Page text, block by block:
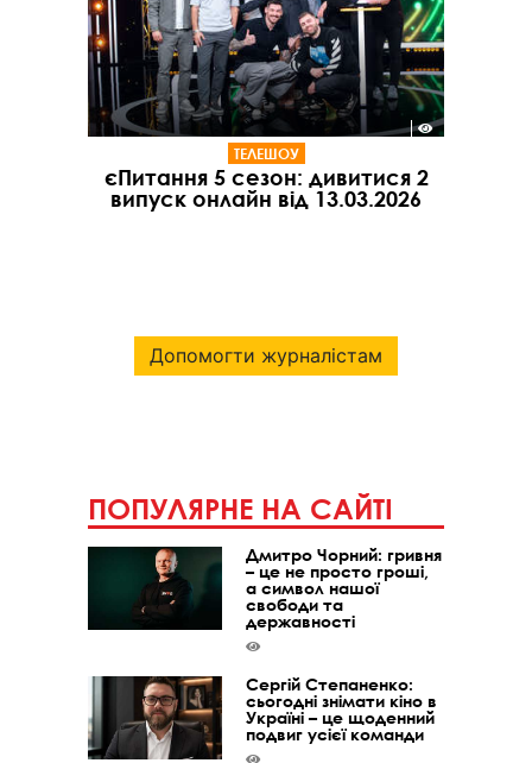
ТЕЛЕШОУ
єПитання 5 сезон: дивитися 2
випуск онлайн від 13.03.2026
Допомогти журналістам
ПОПУЛЯРНЕ НА САЙТІ
Дмитро Чорний: гривня
– це не просто гроші,
а символ нашої
свободи та
державності
Сергій Степаненко:
сьогодні знімати кіно в
Україні – це щоденний
подвиг усієї команди